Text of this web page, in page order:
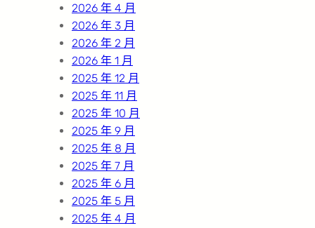
2026 年 4 月
2026 年 3 月
2026 年 2 月
2026 年 1 月
2025 年 12 月
2025 年 11 月
2025 年 10 月
2025 年 9 月
2025 年 8 月
2025 年 7 月
2025 年 6 月
2025 年 5 月
2025 年 4 月